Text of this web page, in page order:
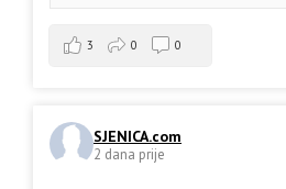
3 0 0
SJENICA.com
2 dana prije